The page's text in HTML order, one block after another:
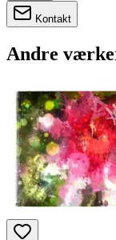
Kontakt
Andre